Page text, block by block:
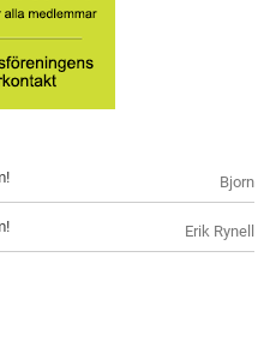
Bjorn
Erik Rynell